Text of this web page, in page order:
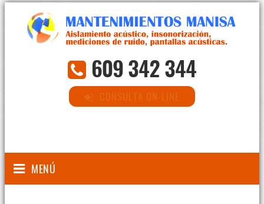
609 342 344
CONSULTA ON-LINE
MENÚ